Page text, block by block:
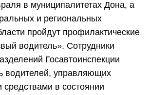
в муниципалитетах Дона, а
и региональных
пройдут профилактические
водитель». Сотрудники
Госавтоинспекции
водителей, управляющих
средствами в состоянии